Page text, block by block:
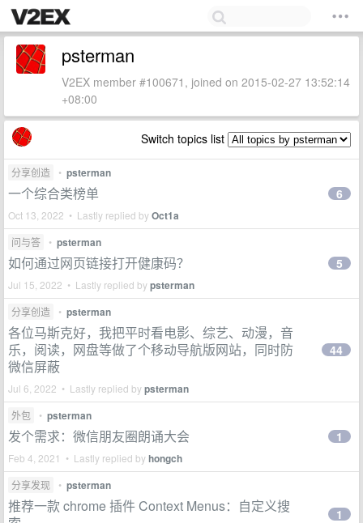
psterman
V2EX member #100671, joined on 2015-02-27 13:52:14
+08:00
Switch topics list
分享创造 • psterman
一个综合类榜单
Oct 13, 2022 • Lastly replied byOct1a
6
问与答 • psterman
如何通过网页链接打开健康码？
Jul 15, 2022 • Lastly replied bypsterman
5
分享创造 • psterman
各位马斯克好，我把平时看电影、综艺、动漫，音
乐，阅读，网盘等做了个移动导航版网站，同时防
微信屏蔽
Jul 6, 2022 • Lastly replied bypsterman
44
外包 • psterman
发个需求：微信朋友圈朗诵大会
Feb 4, 2021 • Lastly replied byhongch
1
分享发现 • psterman
推荐一款 chrome 插件 Context Menus：自定义搜
1